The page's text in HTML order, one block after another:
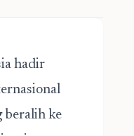
hadir
beralih ke